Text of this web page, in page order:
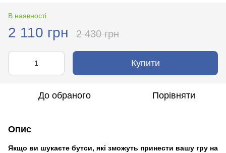
В наявності
2 110 грн 2 430 грн
Купити
До обраного Порівняти
Опис
Якщо ви шукаєте бутси, які зможуть принести вашу гру на